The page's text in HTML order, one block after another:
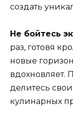
создать
Не бойтесь
раз, готовя
новые
вдохновляет.
делитесь
кулинарных